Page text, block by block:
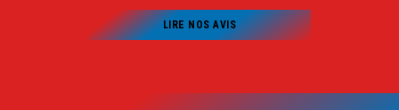
LIRE NOS AVIS